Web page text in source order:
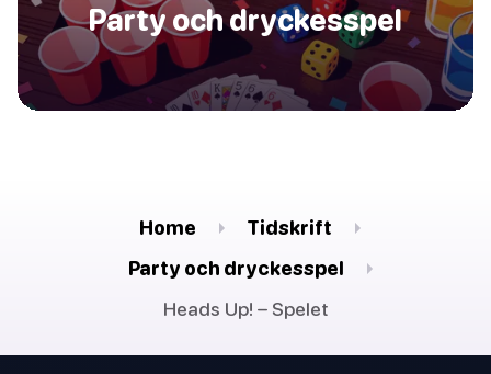
Party och dryckesspel
Home
Tidskrift
Party och dryckesspel
Heads Up! – Spelet